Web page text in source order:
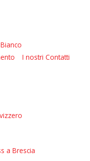
I nostri Contatti
a Brescia